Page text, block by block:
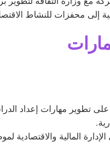
إلى محفزات للنشاط
تطوير مهارات إعداد
المالية